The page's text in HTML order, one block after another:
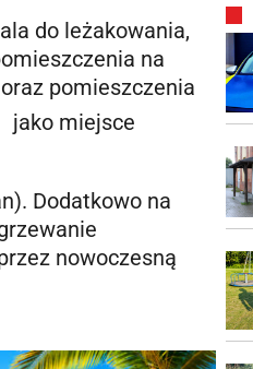
do leżakowania,
na
pomieszczenia
jako miejsce
Dodatkowo na
nowoczesną